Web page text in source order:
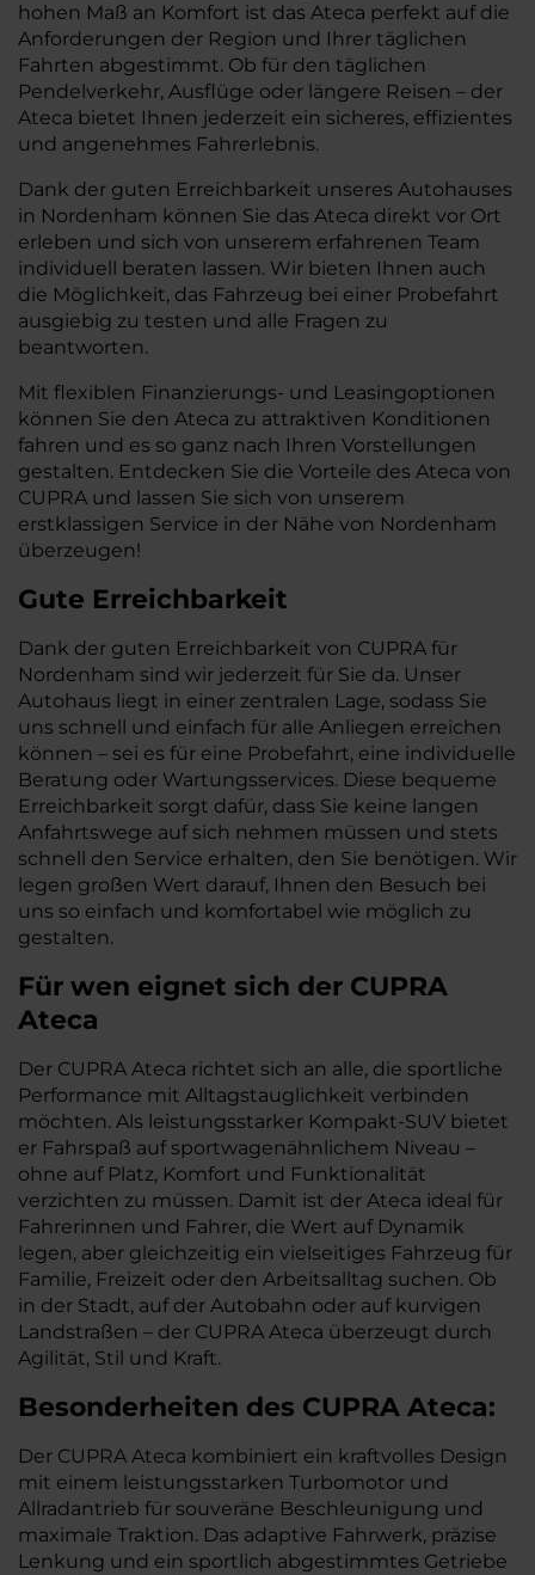
hohen Maß an Komfort ist das Ateca perfekt auf die
Anforderungen der Region und Ihrer täglichen
Fahrten abgestimmt. Ob für den täglichen
Pendelverkehr, Ausflüge oder längere Reisen – der
Ateca bietet Ihnen jederzeit ein sicheres, effizientes
und angenehmes Fahrerlebnis.
Dank der guten Erreichbarkeit unseres Autohauses
in Nordenham können Sie das Ateca direkt vor Ort
erleben und sich von unserem erfahrenen Team
individuell beraten lassen. Wir bieten Ihnen auch
die Möglichkeit, das Fahrzeug bei einer Probefahrt
ausgiebig zu testen und alle Fragen zu
beantworten.
Mit flexiblen Finanzierungs- und Leasingoptionen
können Sie den Ateca zu attraktiven Konditionen
fahren und es so ganz nach Ihren Vorstellungen
gestalten. Entdecken Sie die Vorteile des Ateca von
CUPRA und lassen Sie sich von unserem
erstklassigen Service in der Nähe von Nordenham
überzeugen!
Gute Erreichbarkeit
Dank der guten Erreichbarkeit von CUPRA für
Nordenham sind wir jederzeit für Sie da. Unser
Autohaus liegt in einer zentralen Lage, sodass Sie
uns schnell und einfach für alle Anliegen erreichen
können – sei es für eine Probefahrt, eine individuelle
Beratung oder Wartungsservices. Diese bequeme
Erreichbarkeit sorgt dafür, dass Sie keine langen
Anfahrtswege auf sich nehmen müssen und stets
schnell den Service erhalten, den Sie benötigen. Wir
legen großen Wert darauf, Ihnen den Besuch bei
uns so einfach und komfortabel wie möglich zu
gestalten.
Für wen eignet sich der CUPRA
Ateca
Der CUPRA Ateca richtet sich an alle, die sportliche
Performance mit Alltagstauglichkeit verbinden
möchten. Als leistungsstarker Kompakt-SUV bietet
er Fahrspaß auf sportwagenähnlichem Niveau –
ohne auf Platz, Komfort und Funktionalität
verzichten zu müssen. Damit ist der Ateca ideal für
Fahrerinnen und Fahrer, die Wert auf Dynamik
legen, aber gleichzeitig ein vielseitiges Fahrzeug für
Familie, Freizeit oder den Arbeitsalltag suchen. Ob
in der Stadt, auf der Autobahn oder auf kurvigen
Landstraßen – der CUPRA Ateca überzeugt durch
Agilität, Stil und Kraft.
Besonderheiten des CUPRA Ateca:
Der CUPRA Ateca kombiniert ein kraftvolles Design
mit einem leistungsstarken Turbomotor und
Allradantrieb für souveräne Beschleunigung und
maximale Traktion. Das adaptive Fahrwerk, präzise
Lenkung und ein sportlich abgestimmtes Getriebe